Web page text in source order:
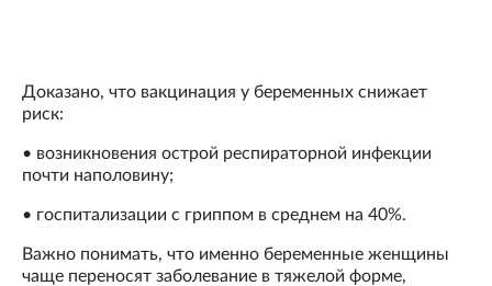
Доказано, что вакцинация у беременных снижает
риск:
• возникновения острой респираторной инфекции
почти наполовину;
• госпитализации с гриппом в среднем на 40%.
Важно понимать, что именно беременные женщины
чаще переносят заболевание в тяжелой форме,